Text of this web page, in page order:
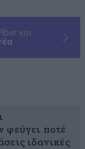
και
φεύγει ποτέ
ιδανικές